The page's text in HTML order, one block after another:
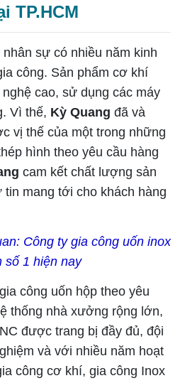
TP.HCM
sự có nhiều năm kinh
công. Sản phẩm cơ khí
cao, sử dụng các máy
Vì thế, Kỳ Quang đã và
vị thế của một trong những
hình theo yêu cầu hàng
cam kết chất lượng sản
mang tới cho khách hàng
Công ty gia công uốn inox
số 1 hiện nay
công uốn hộp theo yêu
thống nhà xưởng rộng lớn,
được trang bị đầy đủ, đội
và với nhiều năm hoạt
công cơ khí, gia công Inox